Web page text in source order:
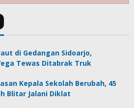
di Gedangan Sidoarjo,
Tewas Ditabrak Truk
Kepala Sekolah Berubah, 45
Blitar Jalani Diklat